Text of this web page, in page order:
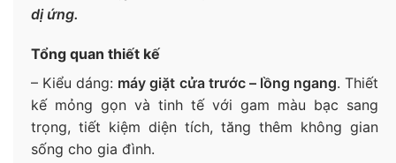
dị ứng.
Tổng quan thiết kế
– Kiểu dáng: máy giặt cửa trước – lồng ngang. Thiết
kế mỏng gọn và tinh tế với gam màu bạc sang
trọng, tiết kiệm diện tích, tăng thêm không gian
sống cho gia đình.